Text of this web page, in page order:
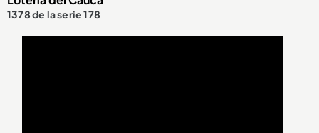
1378 de la serie 178